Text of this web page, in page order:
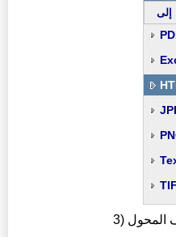
إلى
المحول